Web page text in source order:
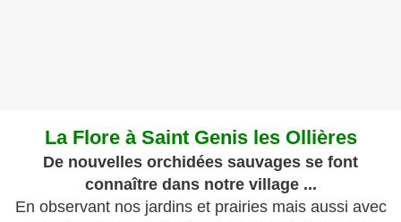
La Flore à Saint Genis les Ollières
De nouvelles orchidées sauvages se font
connaître dans notre village ...
En observant nos jardins et prairies mais aussi avec